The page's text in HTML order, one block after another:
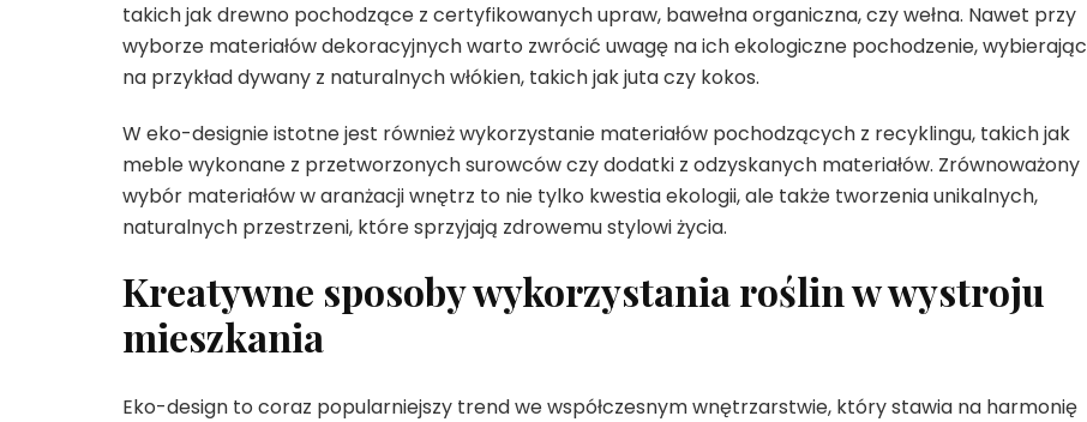
takich jak drewno pochodzące z certyfikowanych upraw, bawełna organiczna, czy wełna. Nawet przy
wyborze materiałów dekoracyjnych warto zwrócić uwagę na ich ekologiczne pochodzenie, wybierając
na przykład dywany z naturalnych włókien, takich jak juta czy kokos.
W eko-designie istotne jest również wykorzystanie materiałów pochodzących z recyklingu, takich jak
meble wykonane z przetworzonych surowców czy dodatki z odzyskanych materiałów. Zrównoważony
wybór materiałów w aranżacji wnętrz to nie tylko kwestia ekologii, ale także tworzenia unikalnych,
naturalnych przestrzeni, które sprzyjają zdrowemu stylowi życia.
Kreatywne sposoby wykorzystania roślin w wystroju
mieszkania
Eko-design to coraz popularniejszy trend we współczesnym wnętrzarstwie, który stawia na harmonię